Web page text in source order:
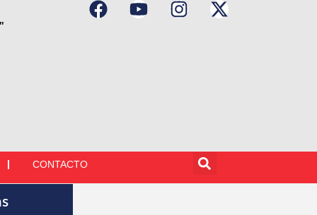
CONTACTO